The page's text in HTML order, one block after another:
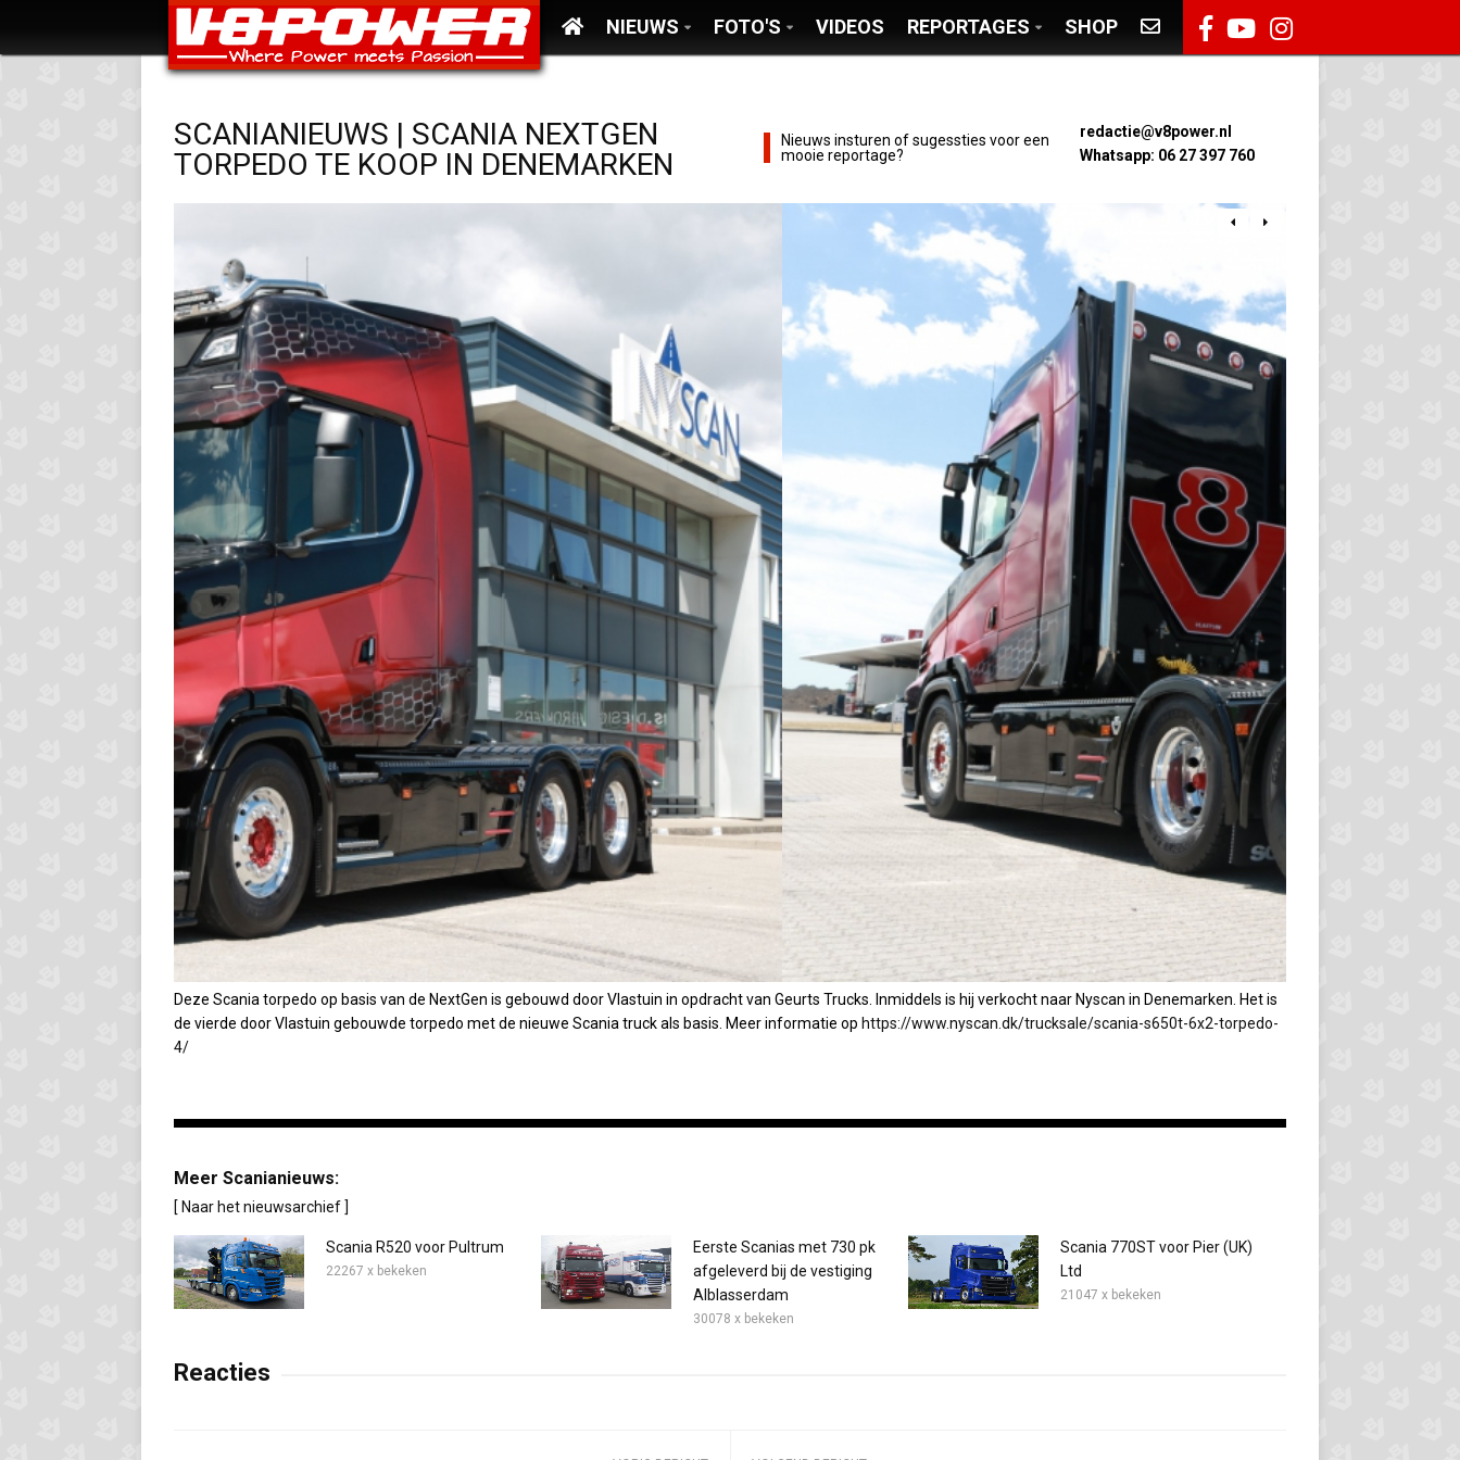
NIEUWS FOTO'S VIDEOS REPORTAGES SHOP
SCANIANIEUWS | SCANIA NEXTGEN
TORPEDO TE KOOP IN DENEMARKEN
Nieuws insturen of sugessties voor een
mooie reportage?
redactie@v8power.nl
Whatsapp: 06 27 397 760
 
Deze Scania torpedo op basis van de NextGen is gebouwd door Vlastuin in opdracht van Geurts Trucks. Inmiddels is hij verkocht naar Nyscan in Denemarken. Het is
de vierde door Vlastuin gebouwde torpedo met de nieuwe Scania truck als basis. Meer informatie op https://www.nyscan.dk/trucksale/scania-s650t-6x2-torpedo-
4/
Meer Scanianieuws:
[ Naar het nieuwsarchief ]
Scania R520 voor Pultrum
22267 x bekeken
Eerste Scanias met 730 pk
afgeleverd bij de vestiging
Alblasserdam
30078 x bekeken
Scania 770ST voor Pier (UK)
Ltd
21047 x bekeken
Reacties